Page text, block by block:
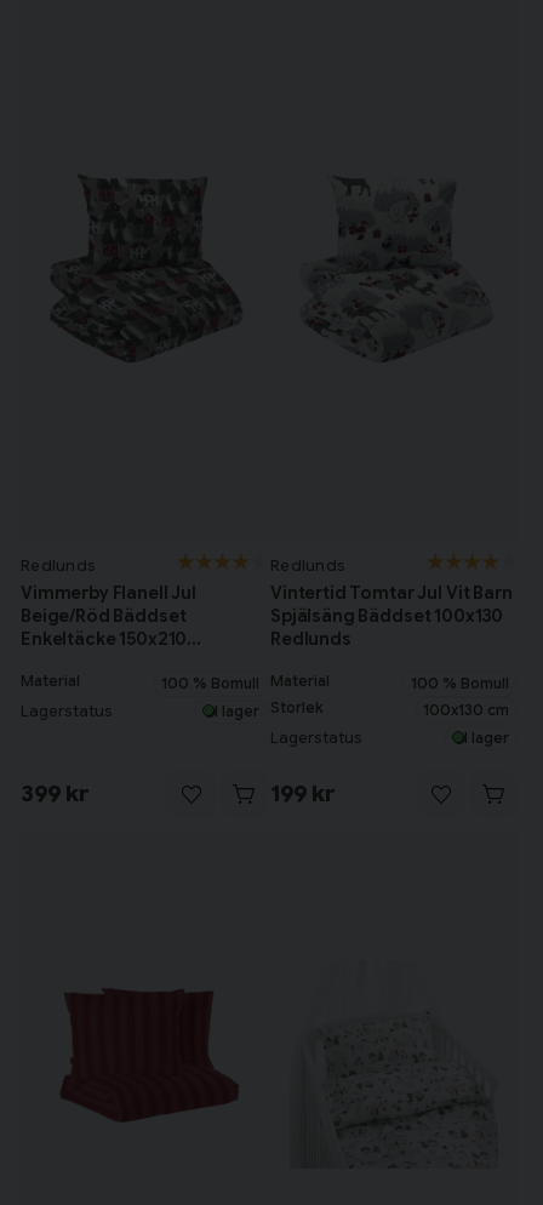
Redlunds
Vimmerby Flanell Jul
Beige/Röd Bäddset
Enkeltäcke 150x210
Material 100 % Bomull
Lagerstatus I lager
399 kr
Redlunds
Vintertid Tomtar Jul Vit Barn
Spjälsäng Bäddset 100x130
Redlunds
Material
100 % Bomull
Storlek
100x130 cm
Lagerstatus I lager
199 kr